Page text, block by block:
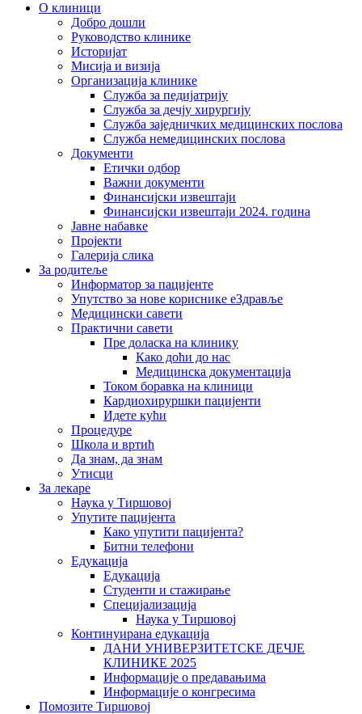
О клиници
Добро дошли
Руководство клинике
Историјат
Мисија и визија
Организација клинике
Служба за педијатрију
Служба за дечју хирургију
Служба заједничких медицинских послова
Служба немедицинских послова
Документи
Етички одбор
Важни документи
Финансијски извештаји
Финансијски извештаји 2024. година
Јавне набавке
Пројекти
Галерија слика
За родитеље
Информатор за пацијенте
Упутство за нове кориснике еЗдравље
Медицински савети
Практични савети
Пре доласка на клинику
Како доћи до нас
Медицинска документација
Током боравка на клиници
Кардиохируршки пацијенти
Идете кући
Процедуре
Школа и вртић
Да знам, да знам
Утисци
За лекаре
Наука у Тиршовој
Упутите пацијента
Како упутити пацијента?
Битни телефони
Едукација
Едукација
Студенти и стажирање
Специјализација
Наука у Тиршовој
Континуирана едукација
ДАНИ УНИВЕРЗИТЕТСКЕ ДЕЧЈЕ
КЛИНИКЕ 2025
Информације о предавањима
Информације о конгресима
Помозите Тиршовој